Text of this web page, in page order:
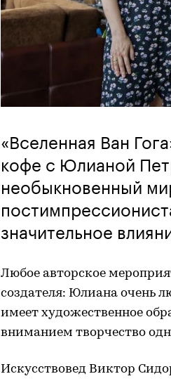
«Вселенная Ван
кофе с Юлианой
необыкновенный
значительное
Любое авторское
создателя: Юлиана очень
имеет художественное
вниманием творчество
Искусствовед Виктор